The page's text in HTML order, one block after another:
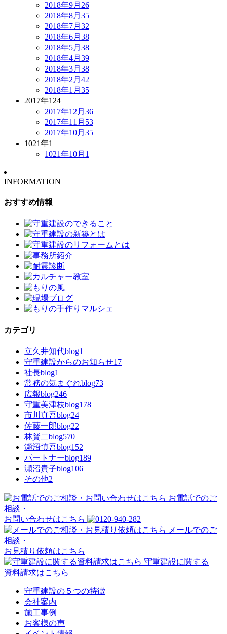
2018年9月 26
2018年8月 35
2018年7月 32
2018年6月 38
2018年5月 38
2018年4月 39
2018年3月 38
2018年2月 42
2018年1月 35
2017年124
2017年12月 36
2017年11月 53
2017年10月 35
1021年1
1021年10月 1
INFORMATION
おすすめ情報
カテゴリ
立久井知代blog1
守重建設からのお知らせ17
社長blog1
常務の気まぐれblog73
広報blog246
守重美津枝blog178
市川真吾blog24
佐藤一郎blog22
林賢二blog570
瀬沼慎吾blog152
パートナーblog189
瀬沼貴子blog106
その他2
お電話でのご
相談・
お問い合わせはこちら
メールでのご
相談・
お見積り依頼はこちら
守重建設に関する
資料請求はこちら
守重建設の５つの特徴
会社案内
施工事例
お客様の声